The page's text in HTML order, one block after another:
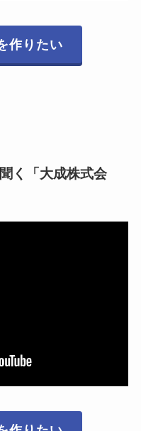
作りたい
く「大成株式会